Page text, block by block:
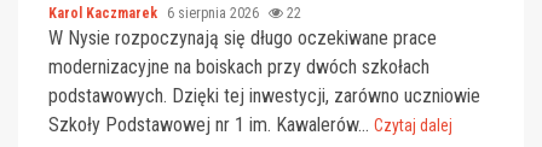
Karol Kaczmarek 6 sierpnia 2026 22
W Nysie rozpoczynają się długo oczekiwane prace
modernizacyjne na boiskach przy dwóch szkołach
podstawowych. Dzięki tej inwestycji, zarówno uczniowie
Szkoły Podstawowej nr 1 im. Kawalerów... Czytaj dalej